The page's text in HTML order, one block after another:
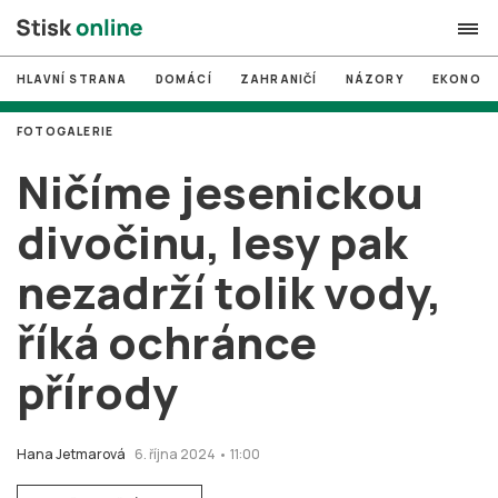
search
# MUNI
# Brno
# volby
login PŘIHLÁSIT SE
Zapomněli jste heslo?
HLAVNÍ STRANA DOMÁCÍ ZAHRANIČÍ NÁZORY
Ničíme jesenickou
divočinu, lesy pak
nezadrží tolik vody,
říká ochránce
přírody
Hana Jetmarová 6. října 2024 • 11:00
FOTOGALERIE